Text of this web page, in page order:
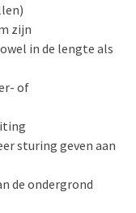
zijn
in de lengte als
of
sturing geven aan
de ondergrond